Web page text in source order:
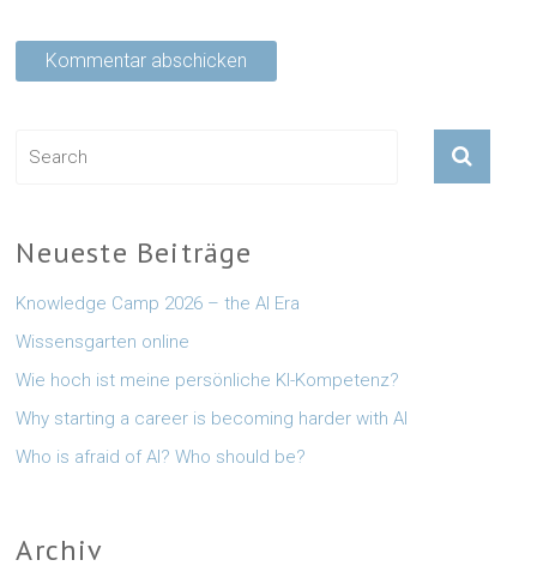
Neueste Beiträge
Knowledge Camp 2026 – the AI Era
Wissensgarten online
Wie hoch ist meine persönliche KI-Kompetenz?
Why starting a career is becoming harder with AI
Who is afraid of AI? Who should be?
Archiv